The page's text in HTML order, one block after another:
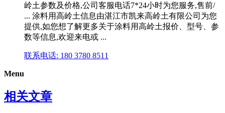
岭土参数及价格,公司客服电话7*24小时为您服务,售前/
... 涂料用高岭土信息由湛江市凯来高岭土有限公司为您
提供,如您想了解更多关于涂料用高岭土报价、型号、参
数等信息,欢迎来电或 ...
联系电话: 180 3780 8511
Menu
相关文章